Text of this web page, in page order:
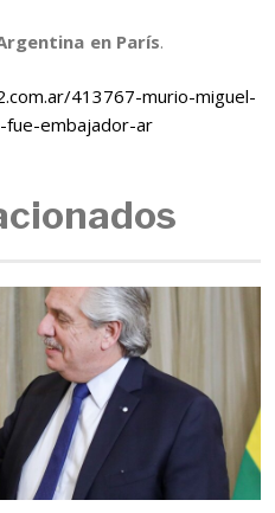
en París.
413767-murio-miguel-
fue-embajador-ar